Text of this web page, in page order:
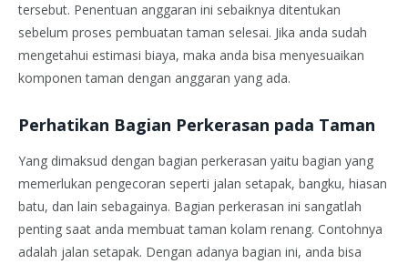
tersebut. Penentuan anggaran ini sebaiknya ditentukan
sebelum proses pembuatan taman selesai. Jika anda sudah
mengetahui estimasi biaya, maka anda bisa menyesuaikan
komponen taman dengan anggaran yang ada.
Perhatikan Bagian Perkerasan pada Taman
Yang dimaksud dengan bagian perkerasan yaitu bagian yang
memerlukan pengecoran seperti jalan setapak, bangku, hiasan
batu, dan lain sebagainya. Bagian perkerasan ini sangatlah
penting saat anda membuat taman kolam renang. Contohnya
adalah jalan setapak. Dengan adanya bagian ini, anda bisa